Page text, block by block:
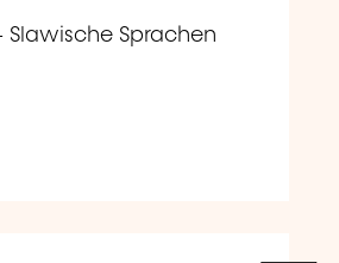
Slawische Sprachen